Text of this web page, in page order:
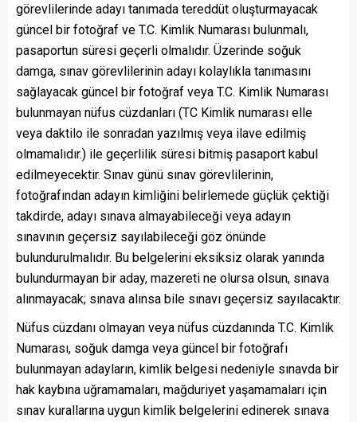
görevlilerinde adayı tanımada tereddüt oluşturmayacak
güncel bir fotoğraf ve T.C. Kimlik Numarası bulunmalı,
pasaportun süresi geçerli olmalıdır. Üzerinde soğuk
damga, sınav görevlilerinin adayı kolaylıkla tanımasını
sağlayacak güncel bir fotoğraf veya T.C. Kimlik Numarası
bulunmayan nüfus cüzdanları (TC Kimlik numarası elle
veya daktilo ile sonradan yazılmış veya ilave edilmiş
olmamalıdır.) ile geçerlilik süresi bitmiş pasaport kabul
edilmeyecektir. Sınav günü sınav görevlilerinin,
fotoğrafından adayın kimliğini belirlemede güçlük çektiği
takdirde, adayı sınava almayabileceği veya adayın
sınavının geçersiz sayılabileceği göz önünde
bulundurulmalıdır. Bu belgelerini eksiksiz olarak yanında
bulundurmayan bir aday, mazereti ne olursa olsun, sınava
alınmayacak; sınava alınsa bile sınavı geçersiz sayılacaktır.
Nüfus cüzdanı olmayan veya nüfus cüzdanında T.C. Kimlik
Numarası, soğuk damga veya güncel bir fotoğrafı
bulunmayan adayların, kimlik belgesi nedeniyle sınavda bir
hak kaybına uğramamaları, mağduriyet yaşamamaları için
sınav kurallarına uygun kimlik belgelerini edinerek sınava